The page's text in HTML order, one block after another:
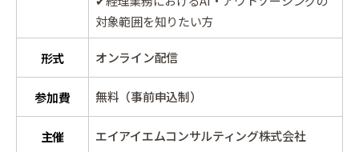
対象範囲を知りたい方
形式 オンライン配信
参加費 無料（事前申込制）
主催 エイアイエムコンサルティング株式会社